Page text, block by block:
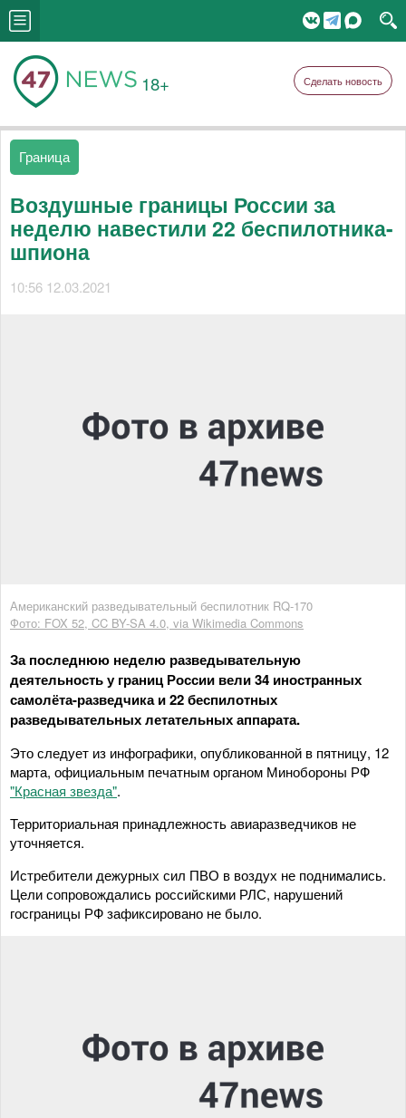
18+ Сделать новость
Граница
Воздушные границы России за
неделю навестили 22 беспилотника-
шпиона
10:56 12.03.2021
Американский разведывательный беспилотник RQ-170
Фото: FOX 52, CC BY-SA 4.0, via Wikimedia Commons
За последнюю неделю разведывательную
деятельность у границ России вели 34 иностранных
самолёта-разведчика и 22 беспилотных
разведывательных летательных аппарата.
Это следует из инфографики, опубликованной в пятницу, 12
марта, официальным печатным органом Минобороны РФ
"Красная звезда".
Территориальная принадлежность авиаразведчиков не
уточняется.
Истребители дежурных сил ПВО в воздух не поднимались.
Цели сопровождались российскими РЛС, нарушений
госграницы РФ зафиксировано не было.